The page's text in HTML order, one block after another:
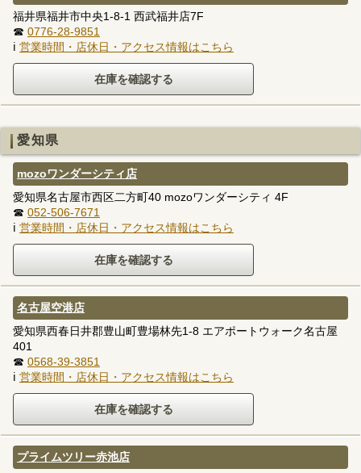
福井県福井市中央1-8-1 西武福井店7F
☎ 0776-28-9851
ℹ 営業時間・店休日・アクセス情報はこちら
愛知県
mozoワンダーシティ店
愛知県名古屋市西区二方町40 mozoワンダーシティ 4F
☎ 052-506-7671
ℹ 営業時間・店休日・アクセス情報はこちら
名古屋空港店
愛知県西春日井郡豊山町豊場林先1-8 エアポートウォーク名古屋
401
☎ 0568-39-3851
ℹ 営業時間・店休日・アクセス情報はこちら
プライムツリー赤池店